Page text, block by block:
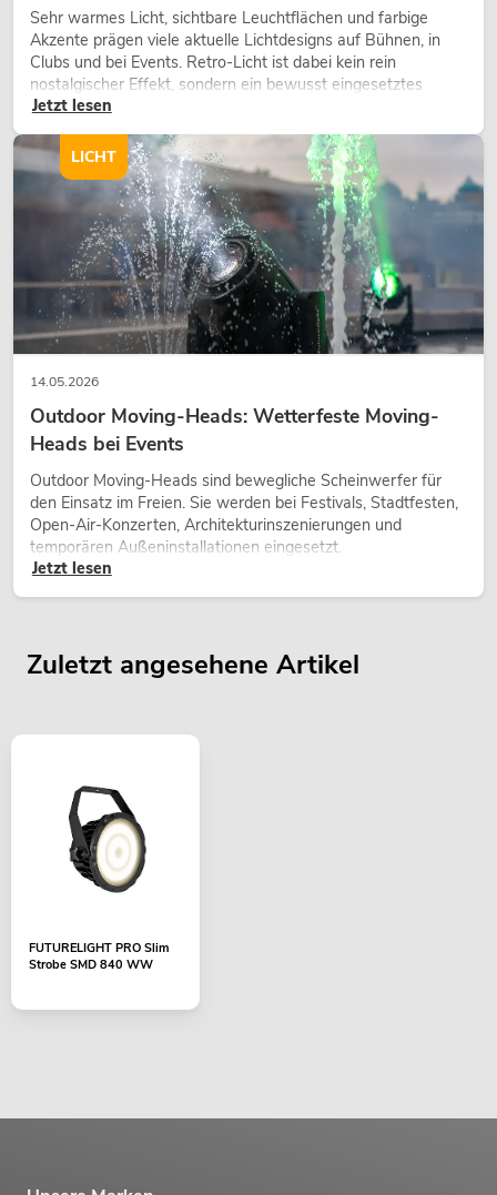
Sehr warmes Licht, sichtbare Leuchtflächen und farbige
Akzente prägen viele aktuelle Lichtdesigns auf Bühnen, in
Clubs und bei Events. Retro-Licht ist dabei kein rein
nostalgischer Effekt, sondern ein bewusst eingesetztes
Gestaltungsmittel: Es schafft Atmosphäre, gibt Szenen
Charakter und kann technische LED-Setups emotionaler
wirken lassen.
Jetzt lesen
14.05.2026
Outdoor Moving-Heads: Wetterfeste Moving-
Heads bei Events
Outdoor Moving-Heads sind bewegliche Scheinwerfer für
den Einsatz im Freien. Sie werden bei Festivals, Stadtfesten,
Open-Air-Konzerten, Architekturinszenierungen und
temporären Außeninstallationen eingesetzt.
Jetzt lesen
LICHT
Zuletzt angesehene Artikel
FUTURELIGHT PRO Slim
Strobe SMD 840 WW